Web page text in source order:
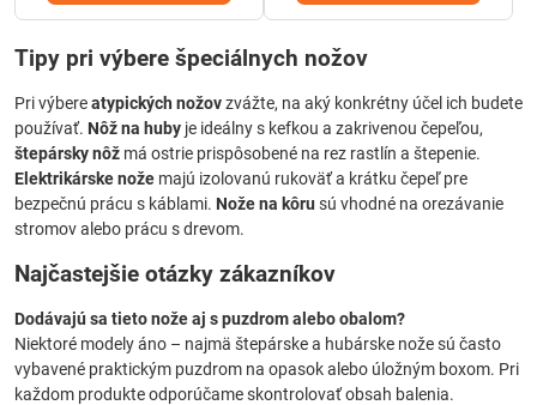
Tipy pri výbere špeciálnych nožov
Pri výbereatypických nožovzvážte, na aký konkrétny účel ich budete
používať. Nôž na huby je ideálny s kefkou a zakrivenou čepeľou,
štepársky nôž má ostrie prispôsobené na rez rastlín a štepenie.
Elektrikárske nože majú izolovanú rukoväť a krátku čepeľ pre
bezpečnú prácu s káblami. Nože na kôru sú vhodné na orezávanie
stromov alebo prácu s drevom.
Najčastejšie otázky zákazníkov
Dodávajú sa tieto nože aj s puzdrom alebo obalom?
Niektoré modely áno – najmä štepárske a hubárske nože sú často
vybavené praktickým puzdrom na opasok alebo úložným boxom. Pri
každom produkte odporúčame skontrolovať obsah balenia.